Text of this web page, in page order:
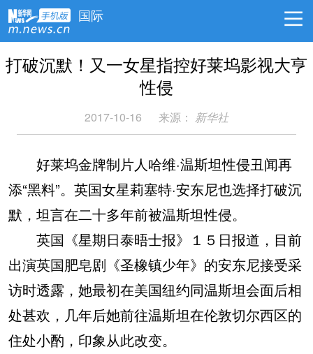
国际
打破沉默！又一女星指控好莱坞影视大亨
性侵
2017-10-16 来源： 新华社
好莱坞金牌制片人哈维·温斯坦性侵丑闻再
添“黑料”。英国女星莉塞特·安东尼也选择打破沉
默，坦言在二十多年前被温斯坦性侵。
英国《星期日泰晤士报》１５日报道，目前
出演英国肥皂剧《圣橡镇少年》的安东尼接受采
访时透露，她最初在美国纽约同温斯坦会面后相
处甚欢，几年后她前往温斯坦在伦敦切尔西区的
住处小酌，印象从此改变。